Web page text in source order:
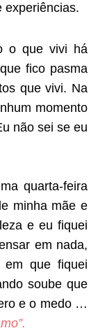
experiências.
o que vivi há
fico pasma
que vivi. Na
momento
não sei se eu
quarta-feira
minha mãe e
e eu fiquei
em nada,
que fiquei
soube que
e o medo …